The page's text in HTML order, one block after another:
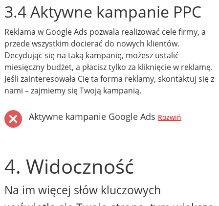
3.4 Aktywne kampanie PPC
Reklama w Google Ads pozwala realizować cele firmy, a
przede wszystkim docierać do nowych klientów.
Decydując się na taką kampanię, możesz ustalić
miesięczny budżet, a płacisz tylko za kliknięcie w reklamę.
Jeśli zainteresowała Cię ta forma reklamy, skontaktuj się z
nami – zajmiemy się Twoją kampanią.
Aktywne kampanie Google Ads Rozwiń
4. Widoczność
Na im więcej słów kluczowych